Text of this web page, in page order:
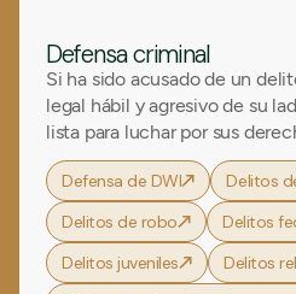
Defensa criminal
Si ha sido acusado de un
legal hábil y agresivo de su
lista para luchar por sus
Defensa de DWI
Delitos
Delitos de robo
Delitos
Delitos juveniles
Delitos